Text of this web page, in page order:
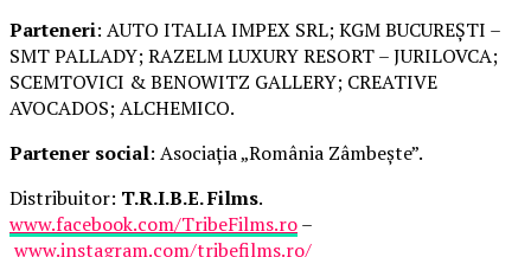
Parteneri: AUTO ITALIA IMPEX SRL; KGM BUCUREȘTI –
SMT PALLADY; RAZELM LUXURY RESORT – JURILOVCA;
SCEMTOVICI & BENOWITZ GALLERY; CREATIVE
AVOCADOS; ALCHEMICO.
Partener social: Asociația „România Zâmbește”.
Distribuitor: T.R.I.B.E. Films.
www.facebook.com/TribeFilms.ro–
www.instagram.com/tribefilms.ro/